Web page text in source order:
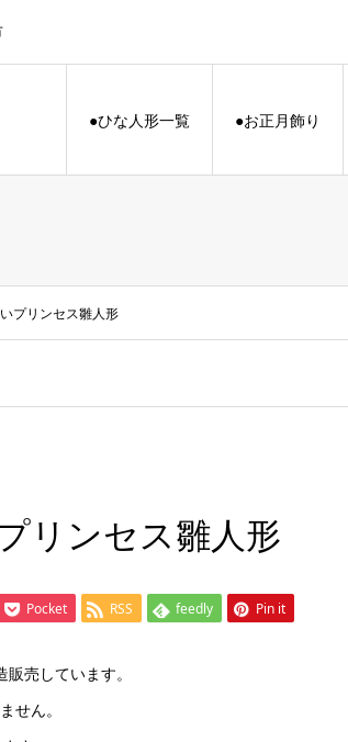
●ひな人形一覧 ●お正月飾り
プリンセス雛人形
リンセス雛人形
Pocket RSS feedly Pin it
売しています。
せん。